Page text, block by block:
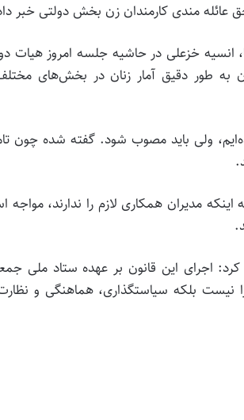
عائله مندی کارمندان زن بخش دولتی خبر
انسیه خزعلی در حاشیه جلسه امروز هیات
به طور دقیق آمار زنان در بخش‌های
ولی باید مصوب شود. گفته شده چون
مدیران همکاری لازم را ندارند،
اجرای این قانون بر عهده ستاد ملی
نیست بلکه سیاستگذاری، هماهنگی و